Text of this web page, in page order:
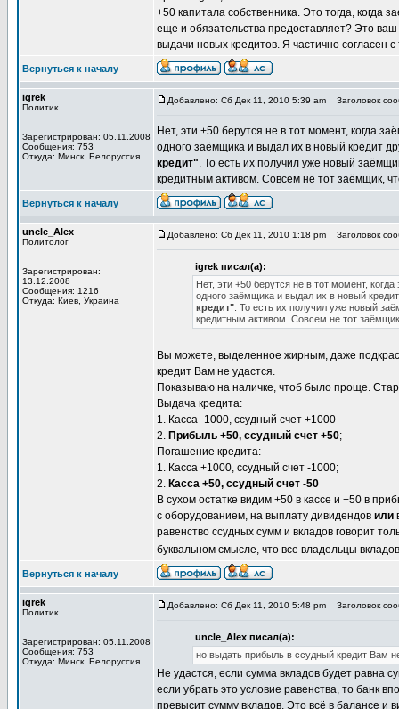
+50 капитала собственника. Это тогда, когда
еще и обязательства предоставляет? Это
выдачи новых кредитов. Я частично согласен
Вернуться к началу
igrek
Политик
Зарегистрирован: 05.11.2008
Сообщения: 753
Откуда: Минск, Белоруссия
Добавлено: Сб Дек 11, 2010 5:39 am Заголовок
Нет, эти +50 берутся не в тот момент, когда
одного заёмщика и выдал их в новый кредит
кредит". То есть их получил уже новый
кредитным активом. Совсем не тот заёмщик,
Вернуться к началу
uncle_Alex
Политолог
Зарегистрирован:
13.12.2008
Сообщения: 1216
Откуда: Киев, Украина
Добавлено: Сб Дек 11, 2010 1:18 pm Заголовок
igrek писал(а):
Нет, эти +50 берутся не в тот момент,
одного заёмщика и выдал их в новый
кредит" . То есть их получил уже новый
кредитным активом. Совсем не тот
Вы можете, выделенное жирным, даже
кредит Вам не удастся.
Показываю на наличке, чтоб было проще.
Выдача кредита:
1. Касса -1000, ссудный счет +1000
2. Прибыль +50, ссудный счет +50;
Погашение кредита:
1. Касса +1000, ссудный счет -1000;
2. Касса +50, ссудный счет -50
В сухом остатке видим +50 в кассе и +50 в
с оборудованием, на выплату дивидендов или
равенство ссудных сумм и вкладов говорит
буквальном смысле, что все владельцы
Вернуться к началу
igrek
Политик
Зарегистрирован: 05.11.2008
Сообщения: 753
Откуда: Минск, Белоруссия
Добавлено: Сб Дек 11, 2010 5:48 pm Заголовок
uncle_Alex писал(а):
но выдать прибыль в ссудный кредит Вам
Не удастся, если сумма вкладов будет равна
если убрать это условие равенства, то банк
превысит сумму вкладов. Это всё в балансе и